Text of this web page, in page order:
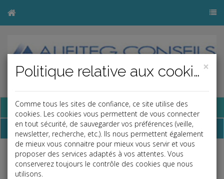
Base documentaire
Dépêches
Liste des dernières dépêches
×
Politique relative aux cookies
Comme tous les sites de confiance, ce site utilise des
cookies. Les cookies vous permettent de vous connecter
en tout sécurité, de sauvegarder vos préférences (veille,
newsletter, recherche, etc.). Ils nous permettent également
de mieux vous connaitre pour mieux vous servir et vous
proposer des services adaptés à vos attentes. Vous
conserverez toujours le contrôle des cookies que nous
utilisons.